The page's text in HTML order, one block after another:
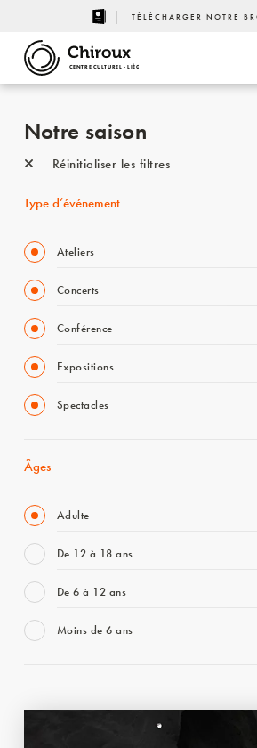
TÉLÉCHARGER NOTRE
CENTRE CULTUREL - LIÈGE
Notre saison
Réinitialiser les filtres
Type d’événement
Ateliers
Concerts
Conférence
Expositions
Spectacles
Âges
Adulte
De 12 à 18 ans
De 6 à 12 ans
Moins de 6 ans